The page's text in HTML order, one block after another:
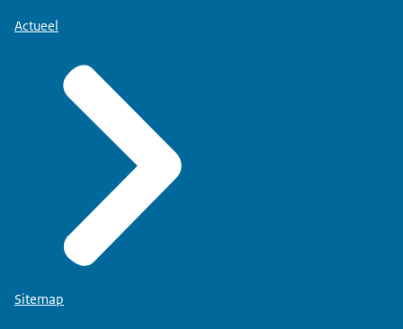
Actueel
Sitemap